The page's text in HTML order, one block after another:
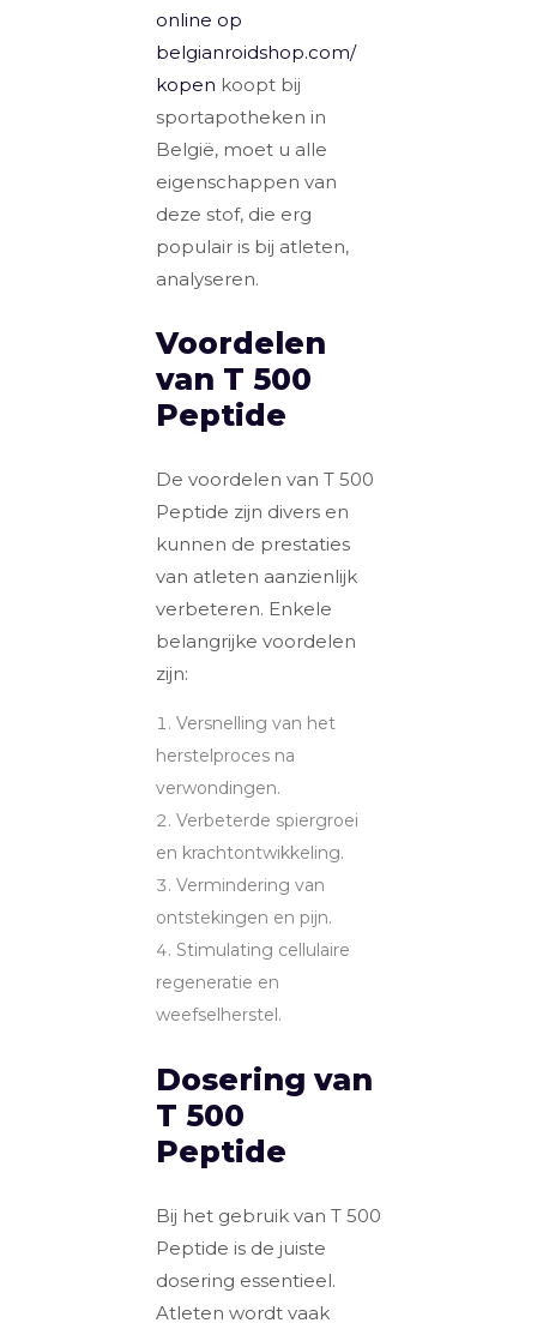
online op
belgianroidshop.com/
kopen koopt bij
sportapotheken in
België, moet u alle
eigenschappen van
deze stof, die erg
populair is bij atleten,
analyseren.
Voordelen
van T 500
Peptide
De voordelen van T 500
Peptide zijn divers en
kunnen de prestaties
van atleten aanzienlijk
verbeteren. Enkele
belangrijke voordelen
zijn:
Versnelling van het
herstelproces na
verwondingen.
Verbeterde spiergroei
en krachtontwikkeling.
Vermindering van
ontstekingen en pijn.
Stimulating cellulaire
regeneratie en
weefselherstel.
Dosering van
T 500
Peptide
Bij het gebruik van T 500
Peptide is de juiste
dosering essentieel.
Atleten wordt vaak